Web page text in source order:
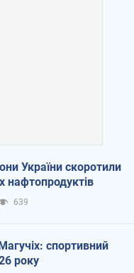
України скоротили
нафтопродуктів
639
спортивний
року